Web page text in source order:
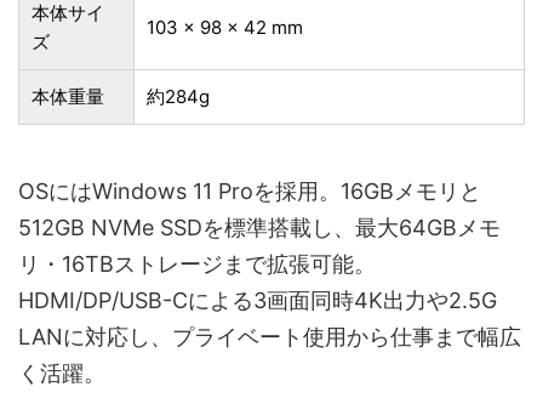
本体サイ
ズ
103 × 98 × 42 mm
本体重量 約284g
OSにはWindows 11 Proを採用。16GBメモリと
512GB NVMe SSDを標準搭載し、最大64GBメモ
リ・16TBストレージまで拡張可能。
HDMI/DP/USB-Cによる3画面同時4K出力や2.5G
LANに対応し、プライベート使用から仕事まで幅広
く活躍。